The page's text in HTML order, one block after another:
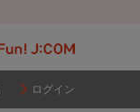
ログイン